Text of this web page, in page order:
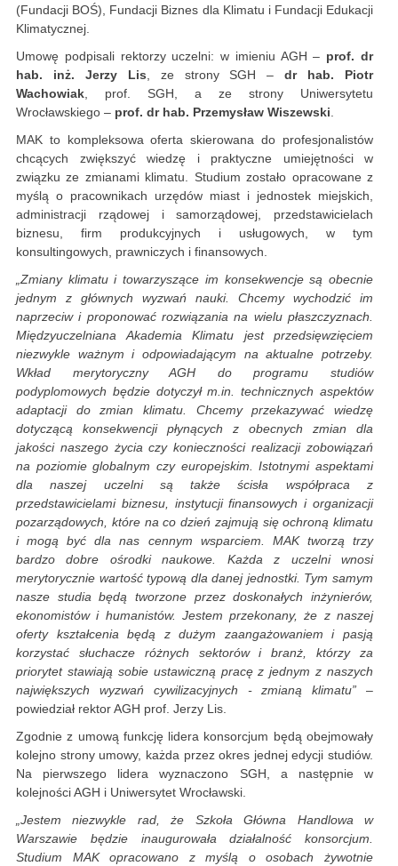
(Fundacji BOŚ), Fundacji Biznes dla Klimatu i Fundacji Edukacji
Klimatycznej.
Umowę podpisali rektorzy uczelni: w imieniu AGH – prof. dr
hab. inż. Jerzy Lis, ze strony SGH –dr hab. Piotr
Wachowiak, prof. SGH, a ze strony Uniwersytetu
Wrocławskiego – prof. dr hab. Przemysław Wiszewski.
MAK to kompleksowa oferta skierowana do profesjonalistów
chcących zwiększyć wiedzę i praktyczne umiejętności w
związku ze zmianami klimatu. Studium zostało opracowane z
myślą o pracownikach urzędów miast i jednostek miejskich,
administracji rządowej i samorządowej, przedstawicielach
biznesu, firm produkcyjnych i usługowych, w tym
konsultingowych, prawniczych i finansowych.
„Zmiany klimatu i towarzyszące im konsekwencje są obecnie
jednym z głównych wyzwań nauki. Chcemy wychodzić im
naprzeciw i proponować rozwiązania na wielu płaszczyznach.
Międzyuczelniana Akademia Klimatu jest przedsięwzięciem
niezwykle ważnym i odpowiadającym na aktualne potrzeby.
Wkład merytoryczny AGH do programu studiów
podyplomowych będzie dotyczył m.in. technicznych aspektów
adaptacji do zmian klimatu. Chcemy przekazywać wiedzę
dotyczącą konsekwencji płynących z obecnych zmian dla
jakości naszego życia czy konieczności realizacji zobowiązań
na poziomie globalnym czy europejskim. Istotnymi aspektami
dla naszej uczelni są także ścisła współpraca z
przedstawicielami biznesu, instytucji finansowych i organizacji
pozarządowych, które na co dzień zajmują się ochroną klimatu
i mogą być dla nas cennym wsparciem. MAK tworzą trzy
bardzo dobre ośrodki naukowe. Każda z uczelni wnosi
merytorycznie wartość typową dla danej jednostki. Tym samym
nasze studia będą tworzone przez doskonałych inżynierów,
ekonomistów i humanistów. Jestem przekonany, że z naszej
oferty kształcenia będą z dużym zaangażowaniem i pasją
korzystać słuchacze różnych sektorów i branż, którzy za
priorytet stawiają sobie ustawiczną pracę z jednym z naszych
największych wyzwań cywilizacyjnych - zmianą klimatu” –
powiedział rektor AGH prof. Jerzy Lis.
Zgodnie z umową funkcję lidera konsorcjum będą obejmowały
kolejno strony umowy, każda przez okres jednej edycji studiów.
Na pierwszego lidera wyznaczono SGH, a następnie w
kolejności AGH i Uniwersytet Wrocławski.
„Jestem niezwykle rad, że Szkoła Główna Handlowa w
Warszawie będzie inaugurowała działalność konsorcjum.
Studium MAK opracowano z myślą o osobach żywotnie